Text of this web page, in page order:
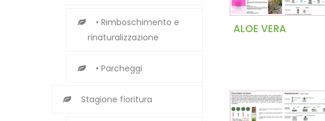
ALOE VERA
• Rimboschimento e
rinaturalizzazione
• Parcheggi
Stagione fioritura